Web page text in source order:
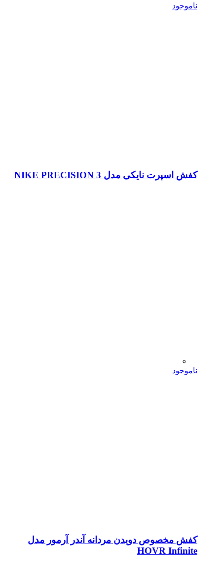
ناموجود
کفش اسپرت نایکی مدل NIKE PRECISION 3
ناموجود
کفش مخصوص دویدن مردانه آندر آرمور مدل
HOVR Infinite